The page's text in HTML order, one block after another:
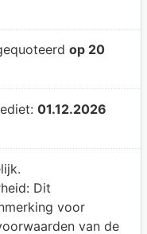
op 20
01.12.2026
Dit
voor
van de